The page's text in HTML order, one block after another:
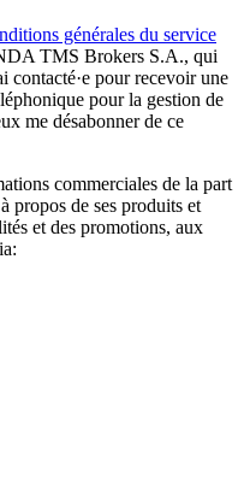
générales du service
TMS Brokers S.A., qui
contacté·e pour recevoir une
pour la gestion de
me désabonner de ce
commerciales de la part
de ses produits et
et des promotions, aux